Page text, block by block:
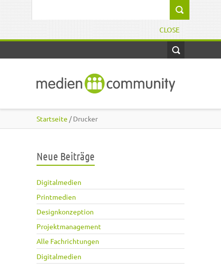
CLOSE
Startseite / Drucker
Neue Beiträge
Digitalmedien
Printmedien
Designkonzeption
Projektmanagement
Alle Fachrichtungen
Digitalmedien